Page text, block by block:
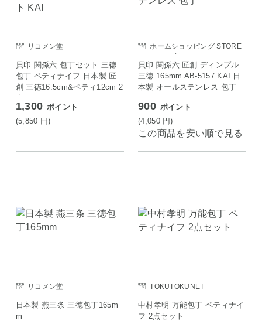
リコメン堂
貝印 関孫六 包丁セット 三徳
包丁 ペティナイフ 日本製 匠
創 三徳16.5cm&ペティ12cm 2
点セット KAI
1,300 ポイント
(5,850 円)
ホームショッピング STORE
E SAISON店
貝印 関孫六 匠創 ディンプル
三徳 165mm AB-5157 KAI 日
本製 オールステンレス 包丁
900 ポイント
(4,050 円)
この商品を安い順で見る
リコメン堂
日本製 燕三条 三徳包丁165m
m
TOKUTOKUNET
中村孝明 万能包丁 ペティナイ
フ 2点セット